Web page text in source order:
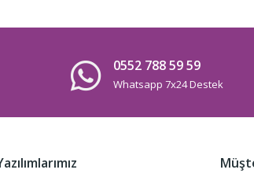
0552 788 59 59
Whatsapp 7x24 Destek